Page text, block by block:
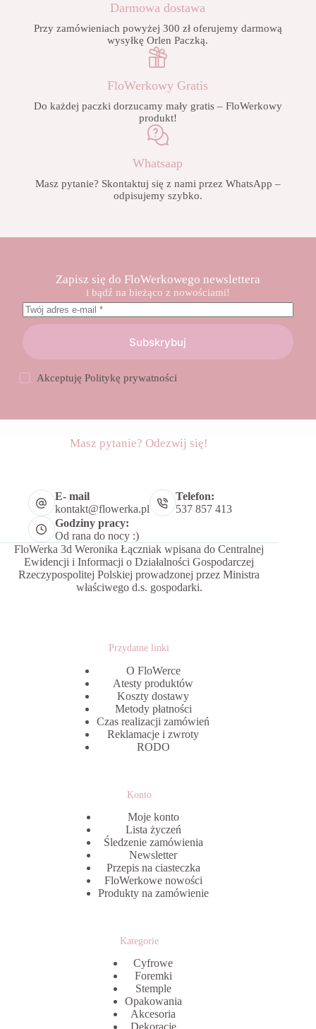
Darmowa dostawa
Przy zamówieniach powyżej 300 zł oferujemy darmową
wysyłkę Orlen Paczką.
FloWerkowy Gratis
Do każdej paczki dorzucamy mały gratis – FloWerkowy
produkt!
Whatsaap
Masz pytanie? Skontaktuj się z nami przez WhatsApp –
odpisujemy szybko.
Zapisz się do FloWerkowego newslettera
i bądź na bieżąco z nowościami!
Subskrybuj
AkceptujęPolitykę prywatności
Masz pytanie? Odezwij się!
E- mail
kontakt@flowerka.pl
Telefon:
537 857 413
Godziny pracy:
Od rana do nocy :)
FloWerka 3d Weronika Łączniak wpisana do Centralnej
Ewidencji i Informacji o Działalności Gospodarczej
Rzeczypospolitej Polskiej prowadzonej przez Ministra
właściwego d.s. gospodarki.
Przydatne linki
O FloWerce
Atesty produktów
Koszty dostawy
Metody płatności
Czas realizacji zamówień
Reklamacje i zwroty
RODO
Konto
Moje konto
Lista życzeń
Śledzenie zamówienia
Newsletter
Przepis na ciasteczka
FloWerkowe nowości
Produkty na zamówienie
Kategorie
Cyfrowe
Foremki
Stemple
Opakowania
Akcesoria
Dekoracje